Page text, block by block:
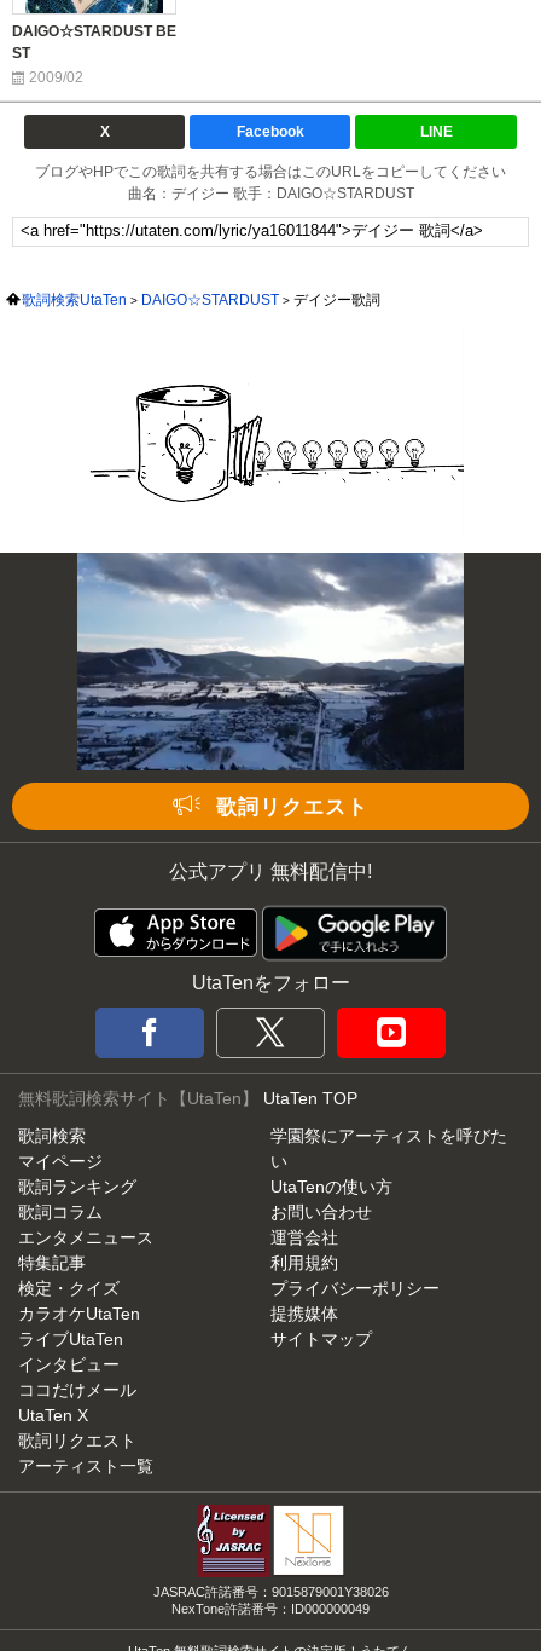
DAIGO☆STARDUST BE
ST
2009/02
X Facebook LINE
ブログやHPでこの歌詞を共有する場合はこのURLをコピーしてください
曲名：デイジー 歌手：DAIGO☆STARDUST
歌詞検索UtaTen DAIGO☆STARDUST デイジー歌詞
歌詞リクエスト
公式アプリ 無料配信中!
UtaTenをフォロー
無料歌詞検索サイト【UtaTen】 UtaTen TOP
歌詞検索
マイページ
歌詞ランキング
歌詞コラム
エンタメニュース
特集記事
検定・クイズ
カラオケUtaTen
ライブUtaTen
インタビュー
ココだけメール
UtaTen X
歌詞リクエスト
アーティスト一覧
学園祭にアーティストを呼びた
い
UtaTenの使い方
お問い合わせ
運営会社
利用規約
プライバシーポリシー
提携媒体
サイトマップ
JASRAC許諾番号：9015879001Y38026
NexTone許諾番号：ID000000049